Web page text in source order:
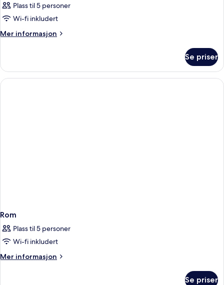
Plass til 5 personer
Wi-fi inkludert
Mer informasjon
Mer
Se priser
Rom
Plass til 5 personer
Wi-fi inkludert
Mer informasjon
Mer
Se priser